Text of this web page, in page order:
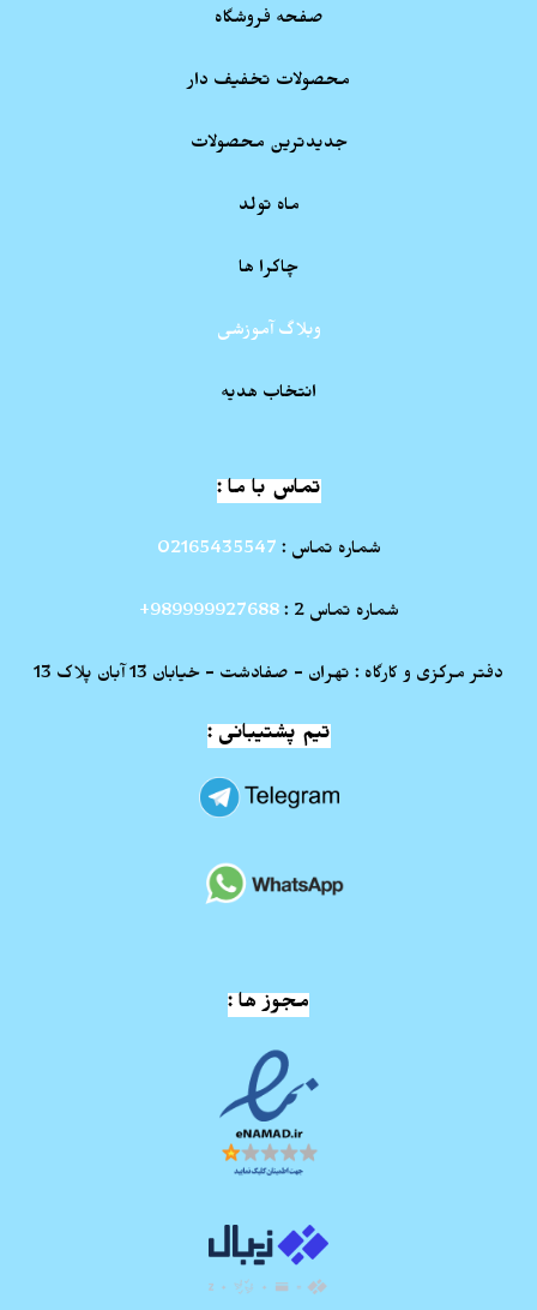
صفحه فروشگاه
محصولات تخفیف دار
جدیدترین محصولات
ماه تولد
چاکرا ها
وبلاگ آموزشی
انتخاب هدیه
تماس با ما :
شماره تماس : 02165435547
شماره تماس 2 : 989999927688+
دفتر مرکزی و کارگاه : تهران - صفادشت - خیابان 13 آبان پلاک 13
تیم پشتیبانی :
مجوز ها :